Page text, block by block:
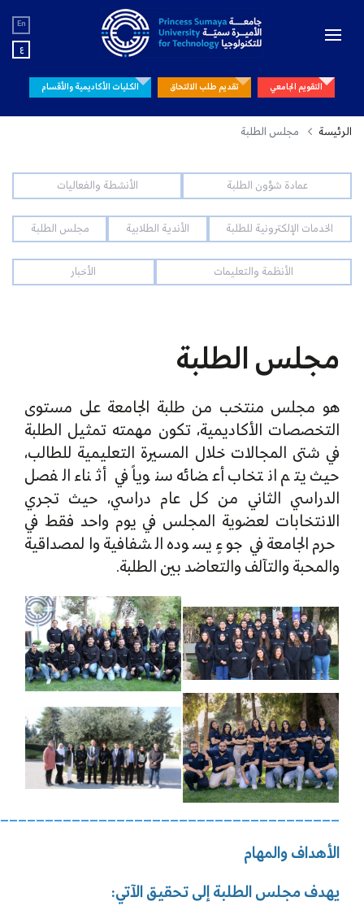
En
ع
التقويم الجامعي تقديم طلب الالتحاق الكليات الأكاديمية والأقسام
الرئيسة مجلس الطلبة
عمادة شؤون الطلبة الأنشطة والفعاليات
الخدمات الإلكترونية للطلبة الأندية الطلابية مجلس الطلبة
الأنظمة والتعليمات الأخبار
مجلس الطلبة
هو مجلس منتخب من طلبة الجامعة على مستوى
التخصصات الأكاديمية، تكون مهمته تمثيل الطلبة
في شتى المجالات خلال المسيرة التعليمية للطالب،
حيث يتم انتخاب أعضائه سنوياً في أثناء الفصل
الدراسي الثاني من كل عام دراسي، حيث تجري
الانتخابات لعضوية المجلس في يوم واحد فقط في
حرم الجامعة في جوءٍ يسوده الشفافية والمصداقية
والمحبة والتآلف والتعاضد بين الطلبة.
الأهداف والمهام
يهدف مجلس الطلبة إلى تحقيق الآتي: